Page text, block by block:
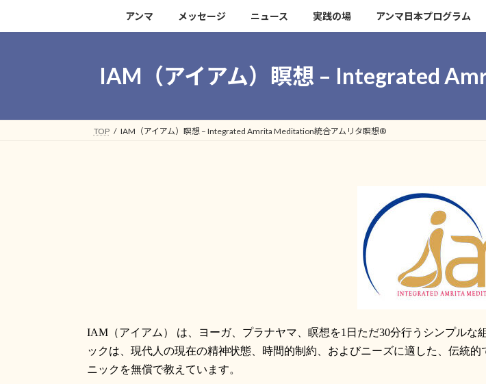
アンマ メッセージ ニュース 実践の場 アンマ日本プログラム
IAM（アイアム）瞑想 – Integrated
TOP IAM（アイアム）瞑想 – Integrated Amrita Meditation統合アムリタ瞑想®
IAM （アイアム） は、ヨーガ、プラナヤマ、瞑想を1 日ただ30分行うシンプルな
ックは、現代人の現在の精神状態、時間的制約、およびニーズに適した、伝統
ニックを無償で教えています。